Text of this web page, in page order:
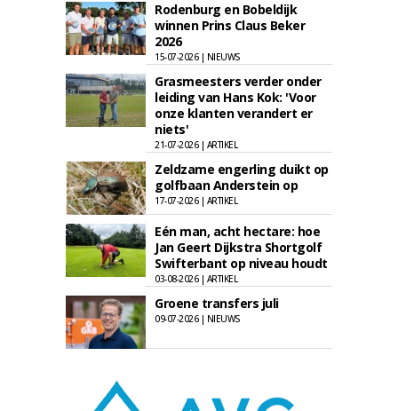
Rodenburg en Bobeldijk
winnen Prins Claus Beker
2026
15-07-2026 | NIEUWS
Grasmeesters verder onder
leiding van Hans Kok: 'Voor
onze klanten verandert er
niets'
21-07-2026 | ARTIKEL
Zeldzame engerling duikt op
golfbaan Anderstein op
17-07-2026 | ARTIKEL
Eén man, acht hectare: hoe
Jan Geert Dijkstra Shortgolf
Swifterbant op niveau houdt
03-08-2026 | ARTIKEL
Groene transfers juli
09-07-2026 | NIEUWS